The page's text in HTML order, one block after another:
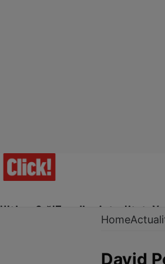
Ultima Oră!Trending Actualitate
Home
David